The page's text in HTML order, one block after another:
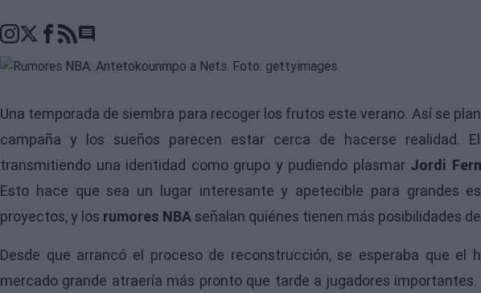
Go to comments section
Una temporada de siembra para recoger los frutos este verano. Así se
campaña y los sueños parecen estar cerca de hacerse realidad.
transmitiendo una identidad como grupo y pudiendo plasmarJordi
Esto hace que sea un lugar interesante y apetecible para grandes
proyectos, y los rumores NBA señalan quiénes tienen más posibilidades
Desde que arrancó el proceso de reconstrucción, se esperaba que el
mercado grande atraería más pronto que tarde a jugadores